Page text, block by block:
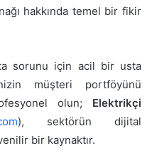
hakkında temel bir fikir
sorunu için acil bir usta
müşteri portföyünü
olun; Elektrikçi
), sektörün dijital
bir kaynaktır.